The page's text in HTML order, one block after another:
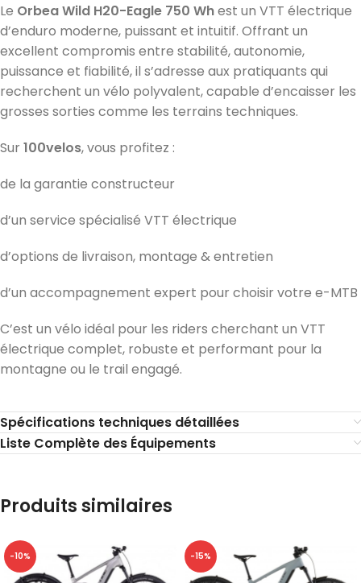
Le Orbea Wild H20-Eagle 750 Whest un VTT électrique
d’enduro moderne, puissant et intuitif. Offrant un
excellent compromis entre stabilité, autonomie,
puissance et fiabilité, il s’adresse aux pratiquants qui
recherchent un vélo polyvalent, capable d’encaisser les
grosses sorties comme les terrains techniques.
Sur 100velos, vous profitez :
de la garantie constructeur
d’un service spécialisé VTT électrique
d’options de livraison, montage & entretien
d’un accompagnement expert pour choisir votre e-MTB
C’est un vélo idéal pour les riders cherchant un VTT
électrique complet, robuste et performant pour la
montagne ou le trail engagé.
Spécifications techniques détaillées
Liste Complète des Équipements
Produits similaires
-10% -15%